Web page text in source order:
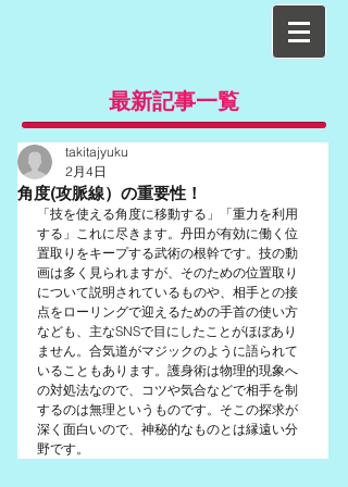
最新記事一覧
角度(攻脈線）の重要性！
takitajyuku
2月4日
「技を使える角度に移動する」「重力を利用
する」これに尽きます。丹田が有効に働く位
置取りをキープする武術の根幹です。技の動
画は多く見られますが、そのための位置取り
について説明されているものや、相手との接
点をローリングで迎えるための手首の使い方
なども、主なSNSで目にしたことがほぼあり
ません。合気道がマジックのように語られて
いることもあります。護身術は物理的現象へ
の対処法なので、コツや気合などで相手を制
するのは無理というものです。そこの探求が
深く面白いので、神秘的なものとは縁遠い分
野です。